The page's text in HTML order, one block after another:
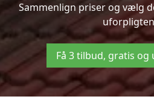
Sammenlign priser og vælg
Få 3 tilbud, gratis